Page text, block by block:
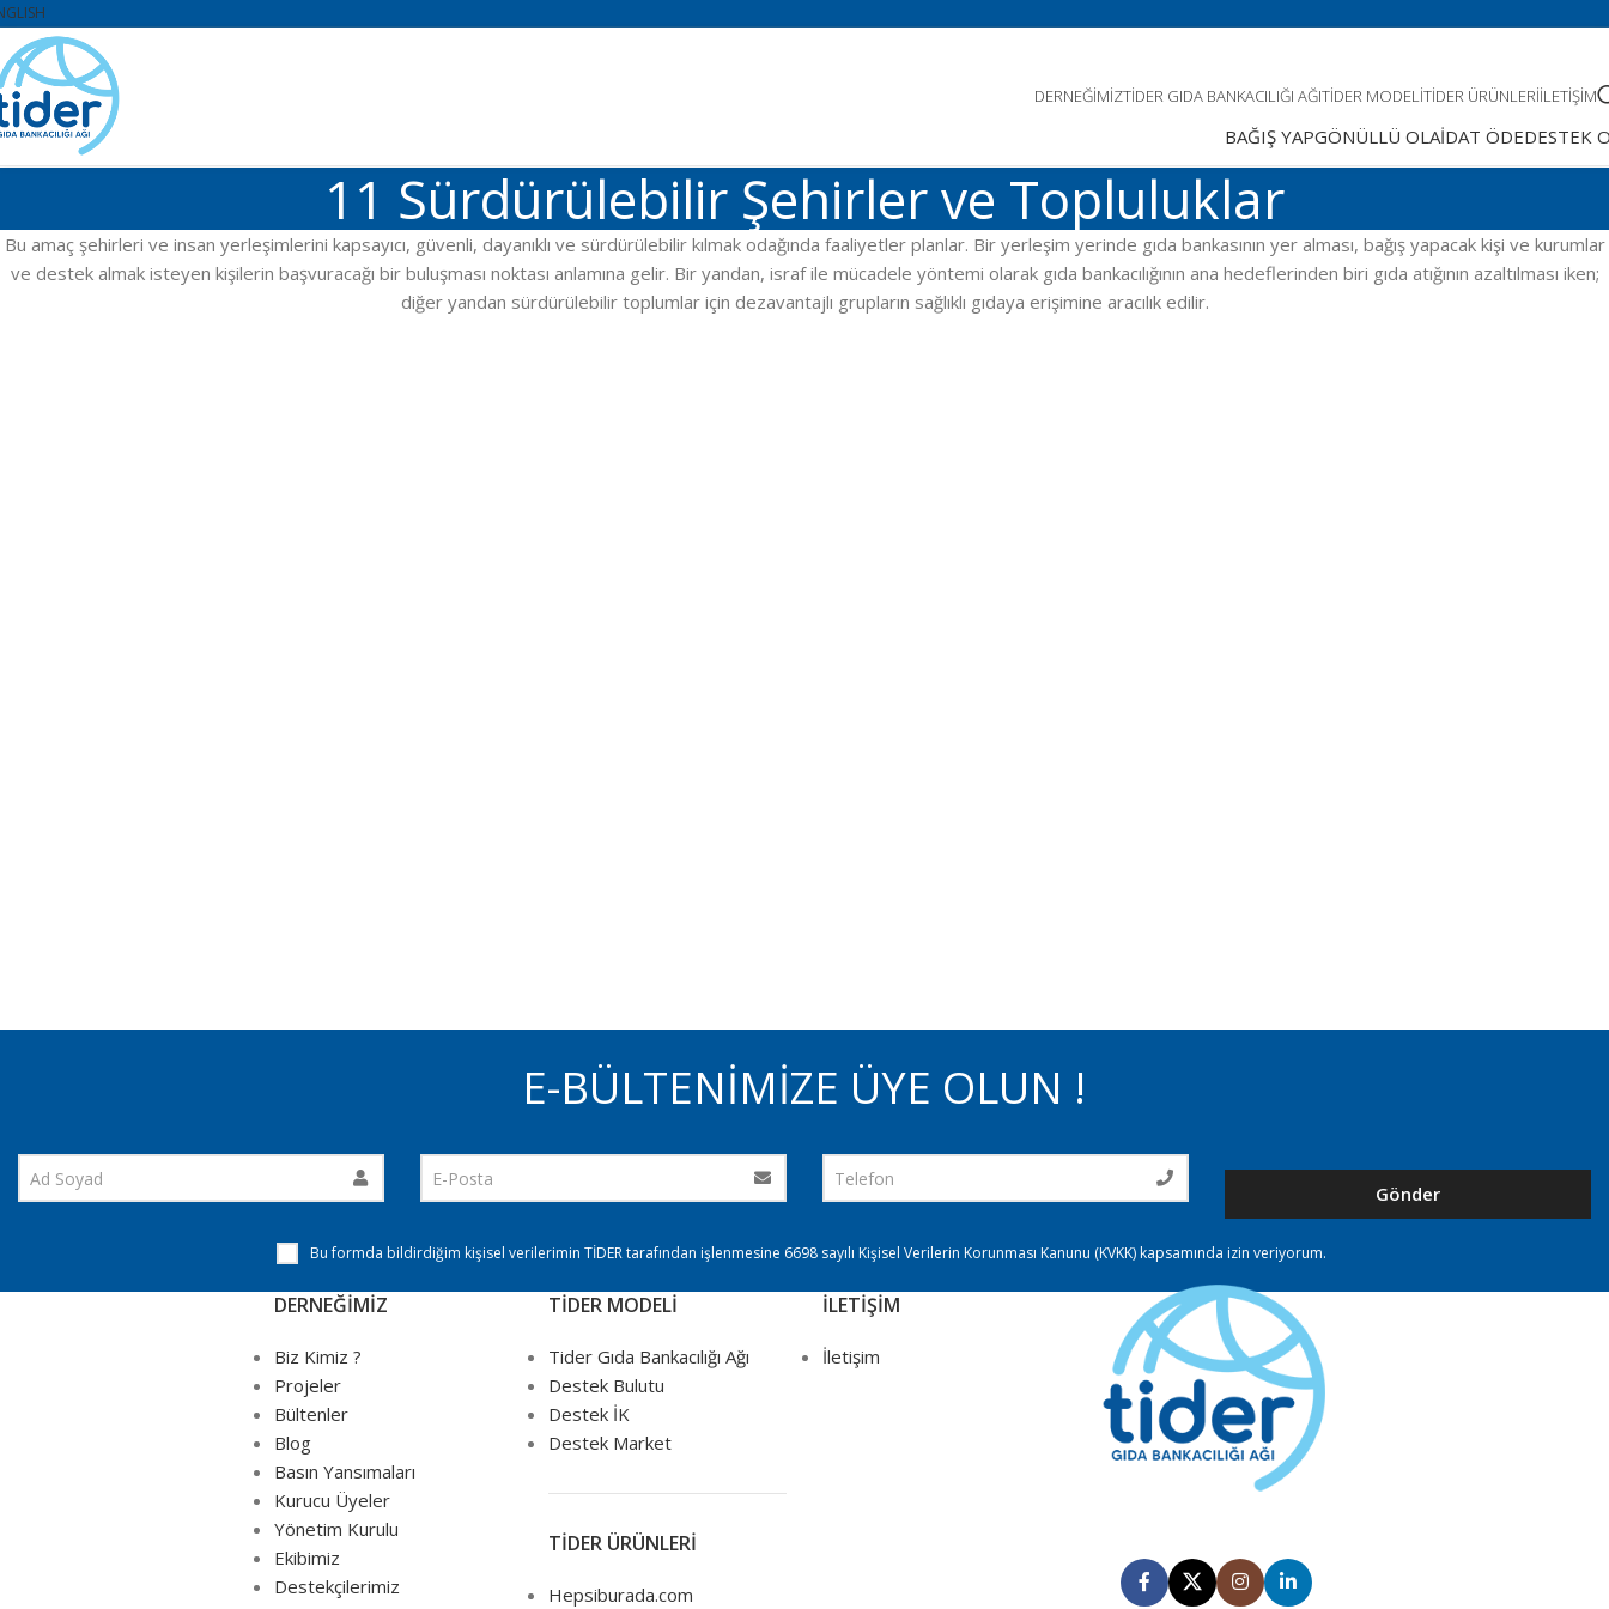
DERNEĞIMIZTIDER GIDA BANKACILIĞI AĞITIDER MODELITIDER ÜRÜNLERIİLETIŞIM
BAĞIŞ YAPGÖNÜLLÜ OLAİDAT ÖDEDESTEK
11 Sürdürülebilir Şehirler ve Topluluklar
Bu amaç şehirleri ve insan yerleşimlerini kapsayıcı, güvenli, dayanıklı ve sürdürülebilir kılmak odağında faaliyetler planlar. Bir yerleşim yerinde gıda bankasının yer alması, bağış yapacak kişi ve kurumlar
ve destek almak isteyen kişilerin başvuracağı bir buluşması noktası anlamına gelir. Bir yandan, israf ile mücadele yöntemi olarak gıda bankacılığının ana hedeflerinden biri gıda atığının azaltılması iken;
diğer yandan sürdürülebilir toplumlar için dezavantajlı grupların sağlıklı gıdaya erişimine aracılık edilir.
E-BÜLTENİMİZE ÜYE OLUN !
Gönder
Bu formda bildirdiğim kişisel verilerimin TİDER tarafından işlenmesine 6698 sayılı Kişisel Verilerin Korunması Kanunu (KVKK) kapsamında izin veriyorum.
DERNEĞİMİZ
Biz Kimiz ?
Projeler
Bültenler
Blog
Basın Yansımaları
Kurucu Üyeler
Yönetim Kurulu
Ekibimiz
Destekçilerimiz
TİDER MODELİ
Tider Gıda Bankacılığı Ağı
Destek Bulutu
Destek İK
Destek Market
TİDER ÜRÜNLERİ
Hepsiburada.com
İLETİŞİM
İletişim